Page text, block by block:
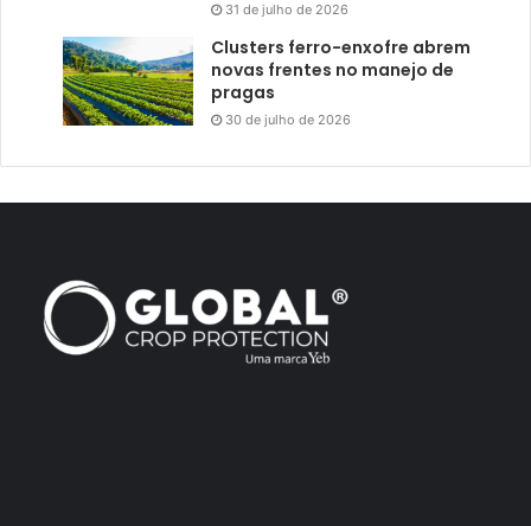
31 de julho de 2026
Clusters ferro-enxofre abrem
novas frentes no manejo de
pragas
30 de julho de 2026